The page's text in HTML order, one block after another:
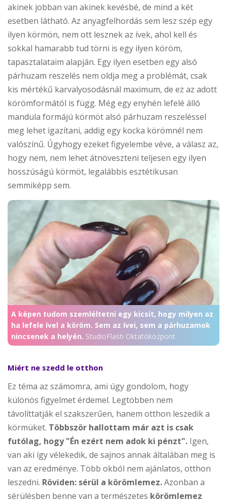
akinek jobban van akinek kevésbé, de mind a két
esetben látható. Az anyagfelhordás sem lesz szép egy
ilyen körmön, nem ott lesznek az ívek, ahol kell és
sokkal hamarabb tud törni is egy ilyen köröm,
tapasztalataim alapján. Egy ilyen esetben egy alsó
párhuzam reszelés nem oldja meg a problémát, csak
kis mértékű karvalyosodásnál maximum, de ez az adott
körömformától is függ. Még egy enyhén lefelé álló
mandula formájú körmöt alsó párhuzam reszeléssel
meg lehet igazítani, addig egy kocka körömnél nem
valószínű. Úgyhogy ezeket figyelembe véve, a válasz az,
hogy nem, nem lehet átnöveszteni teljesen egy ilyen
hosszúságú körmöt, legalábbis esztétikusan
semmiképp sem.
A képen tudom szemléltetni egy kicsit, hogy milyen az
ha lefele ível a köröm. Sem az ívei, sem a párhuzamok
nincsenek a helyén. StudioFlash Oktatóközpont
Miért ne szedd le otthon
Ez téma az számomra, ami úgy gondolom, hogy
különös figyelmet érdemel. Legtöbben nem
távolíttatják el szakszerűen, hanem otthon leszedik a
körmüket. Többször hallottam már azt is csak
futólag, hogy "Én ezért nem adok ki pénzt". Igen,
van aki így vélekedik, de sajnos annak általában meg is
van az eredménye. Több okból nem ajánlatos, otthon
leszedni. Röviden: sérül a körömlemez.Azonban a
sérülésben benne van a természetes körömlemez